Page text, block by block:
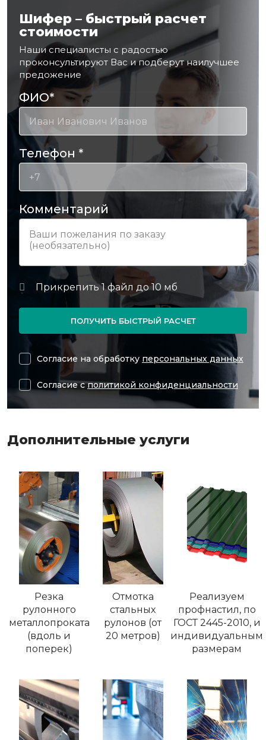
Шифер – быстрый расчет
стоимости
Наши специалисты с радостью
проконсультируют Вас и подберут наилучшее
предожение
ФИО*
Телефон *
Комментарий
ПОЛУЧИТЬ БЫСТРЫЙ РАСЧЕТ
Согласие на обработку персональных данных
Согласие сполитикой конфиденциальности
Дополнительные услуги
Резка
рулонного
металлопроката
(вдоль и
поперек)
Отмотка
стальных
рулонов (от
20 метров)
Реализуем
профнастил, по
ГОСТ 2445-2010, и
индивидуальным
размерам